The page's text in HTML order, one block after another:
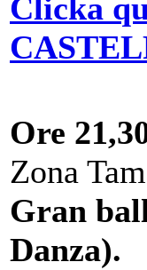
Clicka
Ore
Zona
Gran
Danza).